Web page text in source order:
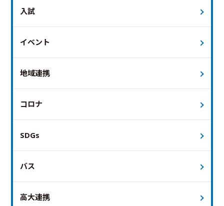
入試
イベント
地域連携
コロナ
SDGs
バス
高大連携